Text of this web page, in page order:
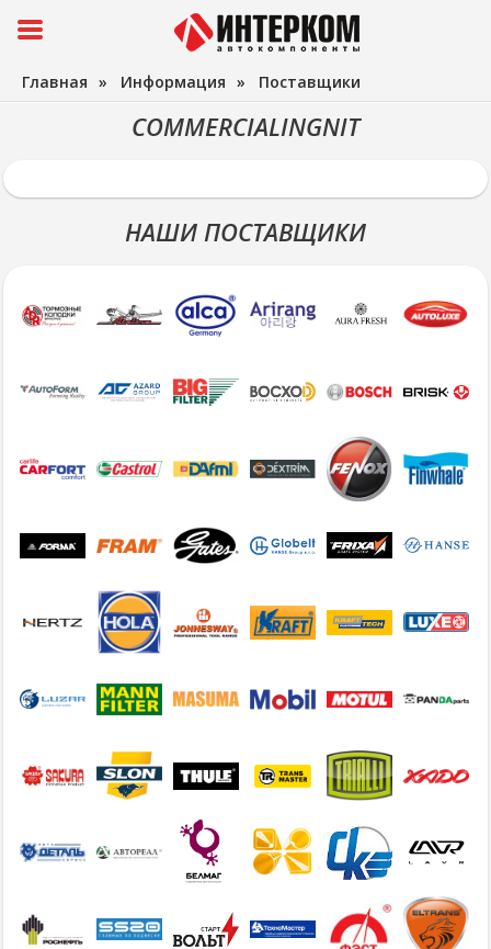
Главная » Информация » Поставщики
COMMERCIALINGNIT
НАШИ ПОСТАВЩИКИ